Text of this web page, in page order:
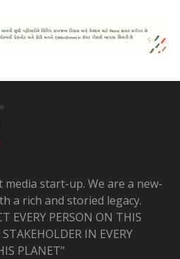
media start-up. We are a new-
a rich and storied legacy.
EVERY PERSON ON THIS
IN EVERY
PLANET”